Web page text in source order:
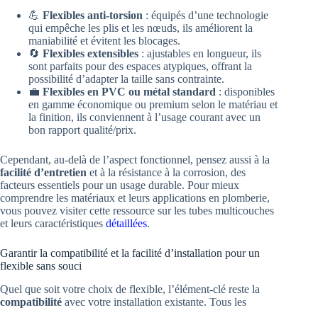
💪 Flexibles anti-torsion : équipés d’une technologie
qui empêche les plis et les nœuds, ils améliorent la
maniabilité et évitent les blocages.
🔄 Flexibles extensibles : ajustables en longueur, ils
sont parfaits pour des espaces atypiques, offrant la
possibilité d’adapter la taille sans contrainte.
💼 Flexibles en PVC ou métal standard : disponibles
en gamme économique ou premium selon le matériau et
la finition, ils conviennent à l’usage courant avec un
bon rapport qualité/prix.
Cependant, au-delà de l’aspect fonctionnel, pensez aussi à la
facilité d’entretien et à la résistance à la corrosion, des
facteurs essentiels pour un usage durable. Pour mieux
comprendre les matériaux et leurs applications en plomberie,
vous pouvez visiter cette ressource sur les tubes multicouches
et leurs caractéristiques détaillées.
Garantir la compatibilité et la facilité d’installation pour un
flexible sans souci
Quel que soit votre choix de flexible, l’élément-clé reste la
compatibilité avec votre installation existante. Tous les